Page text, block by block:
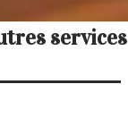
services